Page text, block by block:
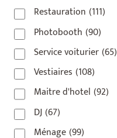
75015 (3)
75016(14)
75017(2)
75018(7)
75019(4)
75020
92110(1)
Restauration (111)
Photobooth (90)
Service voiturier(65)
Vestiaires (108)
Maitre d'hotel (92)
DJ(67)
Ménage(99)